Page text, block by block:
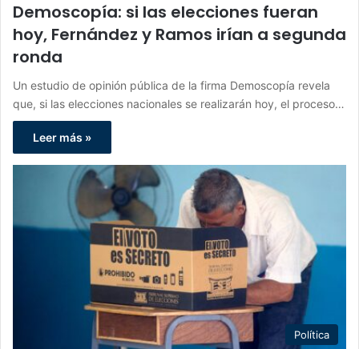
Demoscopía: si las elecciones fueran
hoy, Fernández y Ramos irían a segunda
ronda
Un estudio de opinión pública de la firma Demoscopía revela
que, si las elecciones nacionales se realizarán hoy, el proceso…
Leer más »
Política